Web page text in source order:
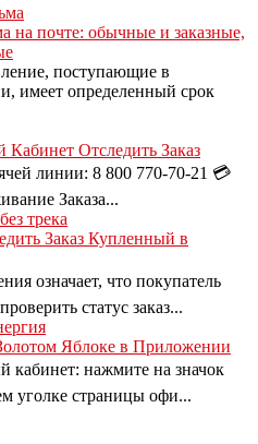
на почте: обычные и заказные,
поступающие в
имеет определенный срок
Отследить Заказ
линии: 8 800 770-70-21 💳
Заказа...
Заказ Купленный в
означает, что покупатель
статус заказ...
Яблоке в Приложении
кабинет: нажмите на значок
уголке страницы офи...